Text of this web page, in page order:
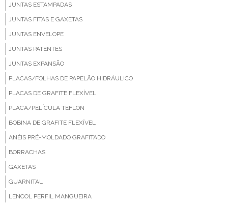
JUNTAS ESTAMPADAS
JUNTAS FITAS E GAXETAS
JUNTAS ENVELOPE
JUNTAS PATENTES
JUNTAS EXPANSÃO
PLACAS/FOLHAS DE PAPELÃO HIDRÁULICO
PLACAS DE GRAFITE FLEXÍVEL
PLACA/PELÍCULA TEFLON
BOBINA DE GRAFITE FLEXÍVEL
ANÉIS PRÉ-MOLDADO GRAFITADO
BORRACHAS
GAXETAS
GUARNITAL
LENCOL PERFIL MANGUEIRA